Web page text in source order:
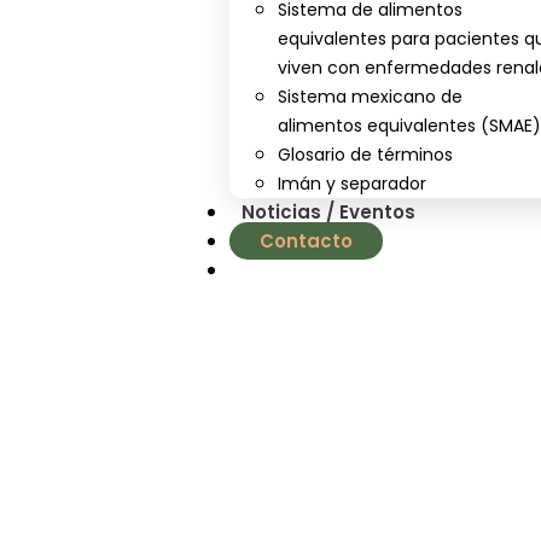
Sistema de alimentos
equivalentes para pacientes
viven con enfermedades
Sistema mexicano de
alimentos equivalentes (SMAE)
Glosario de términos
Imán y separador
Noticias / Eventos
Contacto